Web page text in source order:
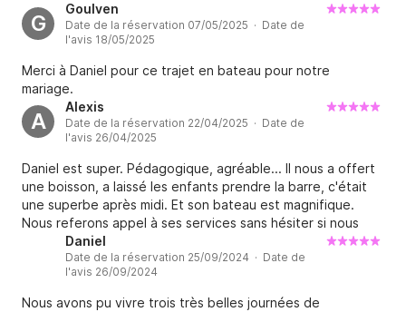
Porquerolles), tout le monde était content de
l'expérience. A refaire sans hésiter !
G
Goulven
Date de la réservation 07/05/2025 · Date de
l'avis 18/05/2025
Merci à Daniel pour ce trajet en bateau pour notre
mariage.
A
Alexis
Date de la réservation 22/04/2025 · Date de
l'avis 26/04/2025
Daniel est super. Pédagogique, agréable... Il nous a offert
une boisson, a laissé les enfants prendre la barre, c'était
une superbe après midi. Et son bateau est magnifique.
Nous referons appel à ses services sans hésiter si nous
revenons sur Toulon! Nous avons adoré, et les enfants
aussi ! Merci pour ce moment magique !
Daniel
Date de la réservation 25/09/2024 · Date de
l'avis 26/09/2024
Nous avons pu vivre trois très belles journées de